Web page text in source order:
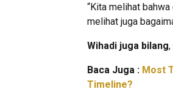
“Kita melihat
melihat juga
Wihadi juga bilang
Baca Juga : Most
Timeline?